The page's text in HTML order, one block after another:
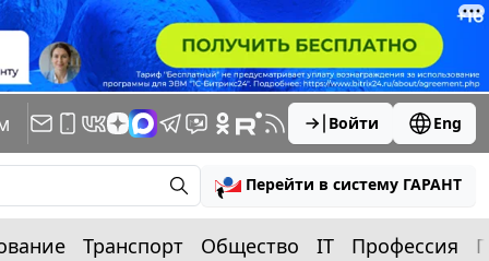
Войти Eng
Перейти в систему ГАРАНТ
Транспорт Общество IT Профессия